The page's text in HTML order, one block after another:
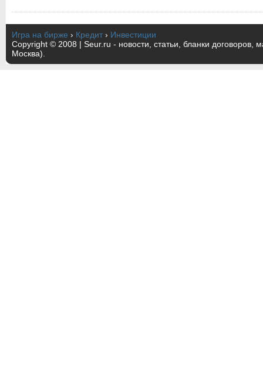
Игра на бирже › Кредит › Инвестиции
Copyright © 2008 | Seur.ru - новости, статьи, бланки договоров,
Москва).